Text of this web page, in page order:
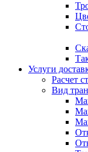
Услуги
Расчет
Вид